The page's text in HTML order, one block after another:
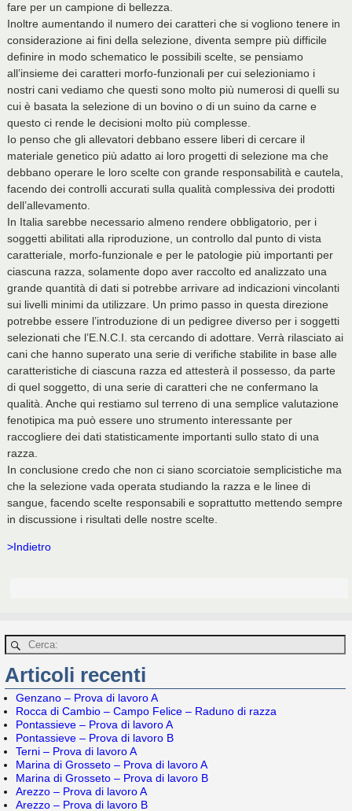
fare per un campione di bellezza.
Inoltre aumentando il numero dei caratteri che si vogliono tenere in
considerazione ai fini della selezione, diventa sempre più difficile
definire in modo schematico le possibili scelte, se pensiamo
all’insieme dei caratteri morfo-funzionali per cui selezioniamo i
nostri cani vediamo che questi sono molto più numerosi di quelli su
cui è basata la selezione di un bovino o di un suino da carne e
questo ci rende le decisioni molto più complesse.
Io penso che gli allevatori debbano essere liberi di cercare il
materiale genetico più adatto ai loro progetti di selezione ma che
debbano operare le loro scelte con grande responsabilità e cautela,
facendo dei controlli accurati sulla qualità complessiva dei prodotti
dell’allevamento.
In Italia sarebbe necessario almeno rendere obbligatorio, per i
soggetti abilitati alla riproduzione, un controllo dal punto di vista
caratteriale, morfo-funzionale e per le patologie più importanti per
ciascuna razza, solamente dopo aver raccolto ed analizzato una
grande quantità di dati si potrebbe arrivare ad indicazioni vincolanti
sui livelli minimi da utilizzare. Un primo passo in questa direzione
potrebbe essere l’introduzione di un pedigree diverso per i soggetti
selezionati che l’E.N.C.I. sta cercando di adottare. Verrà rilasciato ai
cani che hanno superato una serie di verifiche stabilite in base alle
caratteristiche di ciascuna razza ed attesterà il possesso, da parte
di quel soggetto, di una serie di caratteri che ne confermano la
qualità. Anche qui restiamo sul terreno di una semplice valutazione
fenotipica ma può essere uno strumento interessante per
raccogliere dei dati statisticamente importanti sullo stato di una
razza.
In conclusione credo che non ci siano scorciatoie semplicistiche ma
che la selezione vada operata studiando la razza e le linee di
sangue, facendo scelte responsabili e soprattutto mettendo sempre
in discussione i risultati delle nostre scelte.
>Indietro
Articoli recenti
Genzano – Prova di lavoro A
Rocca di Cambio – Campo Felice – Raduno di razza
Pontassieve – Prova di lavoro A
Pontassieve – Prova di lavoro B
Terni – Prova di lavoro A
Marina di Grosseto – Prova di lavoro A
Marina di Grosseto – Prova di lavoro B
Arezzo – Prova di lavoro A
Arezzo – Prova di lavoro B